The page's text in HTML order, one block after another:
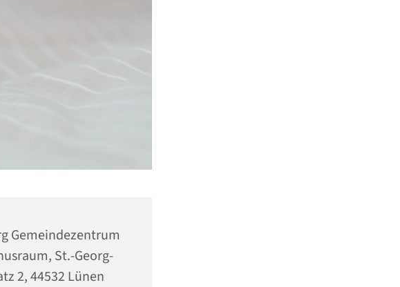
Gemeindezentrum
St.-Georg-
2, 44532 Lünen